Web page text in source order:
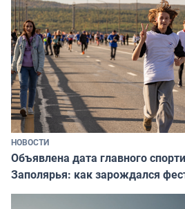
НОВОСТИ
Объявлена дата главного
Заполярья: как зарождался